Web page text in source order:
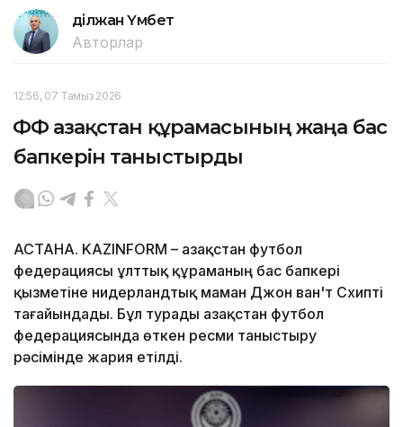
Әділжан Үмбет
Авторлар
12:56, 07 Тамыз 2026
ҚФФ Қазақстан құрамасының жаңа бас
бапкерін таныстырды
АСТАНА. KAZINFORM – Қазақстан футбол
федерациясы ұлттық құраманың бас бапкері
қызметіне нидерландтық маман Джон ван'т Схипті
тағайындады. Бұл турады Қазақстан футбол
федерациясында өткен ресми таныстыру
рәсімінде жария етілді.